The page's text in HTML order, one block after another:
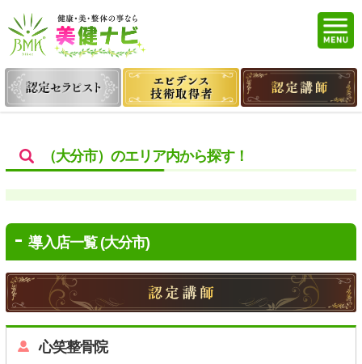
（大分市）のエリア内から探す！
導入店一覧 (大分市)
心笑整骨院